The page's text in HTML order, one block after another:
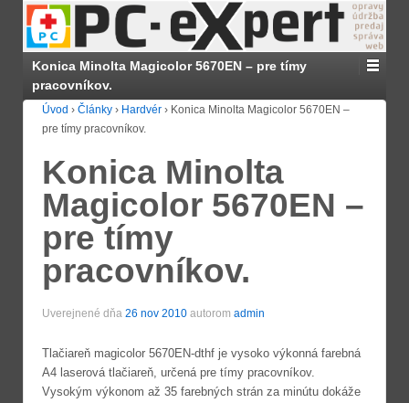
Konica Minolta Magicolor 5670EN – pre tímy
pracovníkov.
Úvod › Články › Hardvér › Konica Minolta Magicolor 5670EN –
pre tímy pracovníkov.
Konica Minolta
Magicolor 5670EN –
pre tímy
pracovníkov.
Uverejnené dňa 26 nov 2010 autorom admin
Tlačiareň magicolor 5670EN-dthf je vysoko výkonná farebná
A4 laserová tlačiareň, určená pre tímy pracovníkov.
Vysokým výkonom až 35 farebných strán za minútu dokáže